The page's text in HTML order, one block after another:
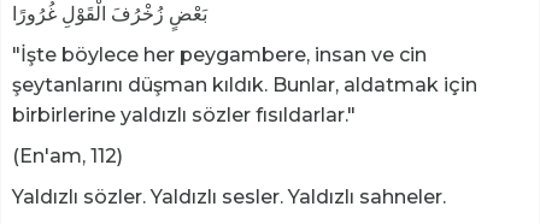
بَعْضٍ زُخْرُفَ الْقَوْلِ غُرُورًا
"İşte böylece her peygambere, insan ve cin
şeytanlarını düşman kıldık. Bunlar, aldatmak için
birbirlerine yaldızlı sözler fısıldarlar."
(En'am, 112)
Yaldızlı sözler. Yaldızlı sesler. Yaldızlı sahneler.